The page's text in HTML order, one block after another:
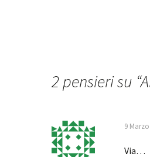
2 pensieri su “
9
Via…